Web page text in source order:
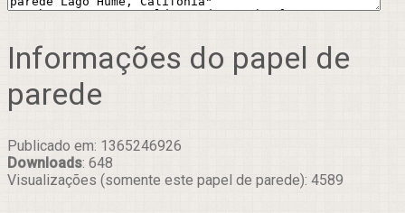
Informações do papel de
parede
Publicado em: 1365246926
Downloads: 648
Visualizações (somente este papel de parede): 4589